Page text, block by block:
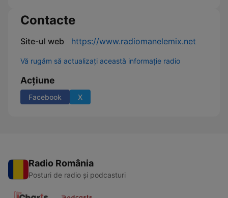
Contacte
Site-ul web https://www.radiomanelemix.net
Vă rugăm să actualizați această informație radio
Acțiune
Facebook X
Radio România
Posturi de radio și podcasturi